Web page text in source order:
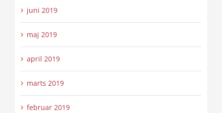
juni 2019
maj 2019
april 2019
marts 2019
februar 2019